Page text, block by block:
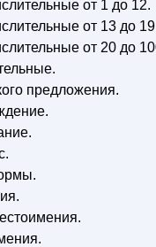
от 1 до 12.
от 13 до
от 20 до
предложения.